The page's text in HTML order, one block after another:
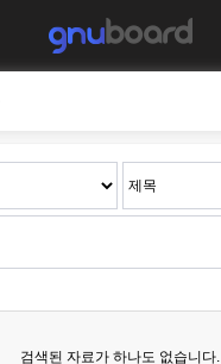
검색된 자료가 하나도 없습니다.